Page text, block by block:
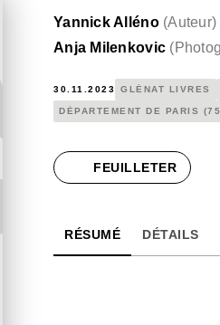
Yannick Alléno (Auteur)
Anja Milenkovic (
30.11.2023 GLÉNAT LIVRES
DÉPARTEMENT DE PARIS
FEUILLETER
RÉSUMÉ DÉTAILS